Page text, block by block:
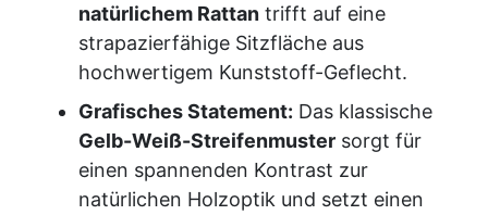
natürlichem Rattan trifft auf eine
strapazierfähige Sitzfläche aus
hochwertigem Kunststoff-Geflecht.
Grafisches Statement: Das klassische
Gelb-Weiß-Streifenmuster sorgt für
einen spannenden Kontrast zur
natürlichen Holzoptik und setzt einen